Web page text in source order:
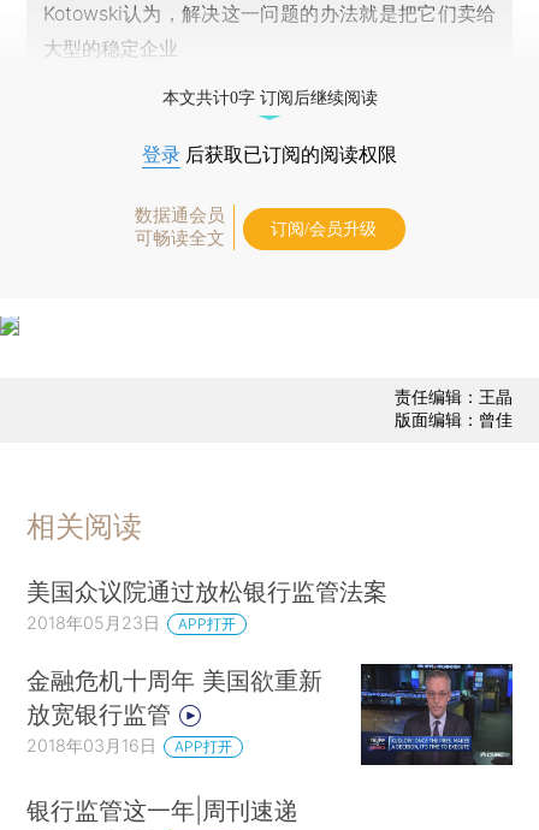
Kotowski认为，解决这一问题的办法就是把它们卖给
大型的稳定企业
本文共计0字 订阅后继续阅读
登录 后获取已订阅的阅读权限
数据通会员
可畅读全文
订阅/会员升级
责任编辑：王晶
版面编辑：曾佳
相关阅读
美国众议院通过放松银行监管法案
2018年05月23日 APP打开
金融危机十周年 美国欲重新
放宽银行监管
2018年03月16日 APP打开
银行监管这一年|周刊速递